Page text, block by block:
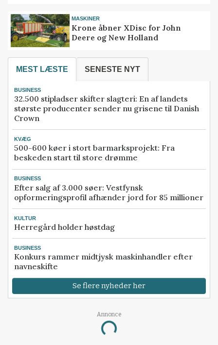
MASKINER
Krone åbner XDisc for John
Deere og New Holland
MEST LÆSTE SENESTE NYT
BUSINESS
32.500 stipladser skifter slagteri: En af landets
største producenter sender nu grisene til Danish
Crown
KVÆG
500-600 køer i stort barmarksprojekt: Fra
beskeden start til store drømme
BUSINESS
Efter salg af 3.000 søer: Vestfynsk
opformeringsprofil afhænder jord for 85 millioner
KULTUR
Herregård holder høstdag
BUSINESS
Konkurs rammer midtjysk maskinhandler efter
navneskifte
Se flere nyheder her
Annonce
Loading...